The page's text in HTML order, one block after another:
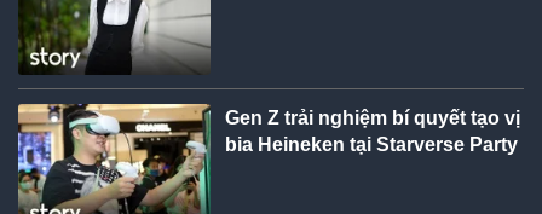
Gen Z trải nghiệm bí quyết tạo vị
bia Heineken tại Starverse Party